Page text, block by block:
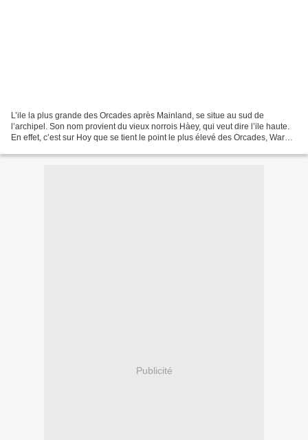
L’ile la plus grande des Orcades après Mainland, se situe au sud de
l’archipel. Son nom provient du vieux norrois Hàey, qui veut dire l’ile haute.
En effet, c’est sur Hoy que se tient le point le plus élevé des Orcades, Ward
Publicité